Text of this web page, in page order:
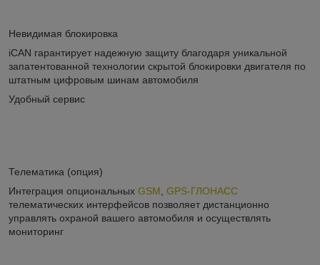
Невидимая блокировка
iCAN гарантирует надежную защиту благодаря уникальной
запатентованной технологии скрытой блокировки двигателя по
штатным цифровым шинам автомобиля
Удобный сервис
Телематика (опция)
Интеграция опциональных GSM GPS-ГЛОНАСС
телематических интерфейсов позволяет дистанционно
управлять охраной вашего автомобиля и осуществлять
мониторинг